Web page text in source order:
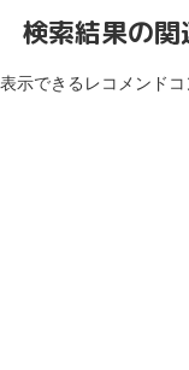
検索結果の関
表示できるレコメンド